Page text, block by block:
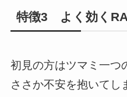
特徴3 よく効く
初見の方はツマミ一つ
ささか不安を抱いてし